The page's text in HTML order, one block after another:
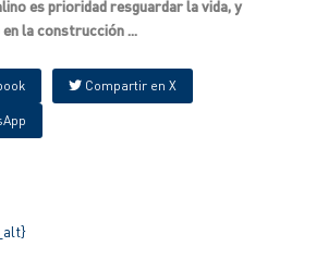
es prioridad resguardar la vida, y
la construcción ...
Compartir en X